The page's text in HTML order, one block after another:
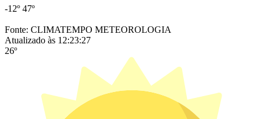
-12º 47º
Fonte: CLIMATEMPO METEOROLOGIA
Atualizado às 12:23:27
26º